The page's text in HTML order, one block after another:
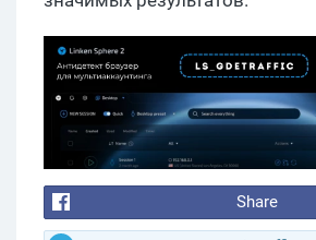
Share